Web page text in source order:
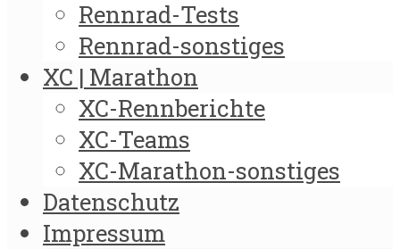
Rennrad-Tests
Rennrad-sonstiges
XC | Marathon
XC-Rennberichte
XC-Teams
XC-Marathon-sonstiges
Datenschutz
Impressum